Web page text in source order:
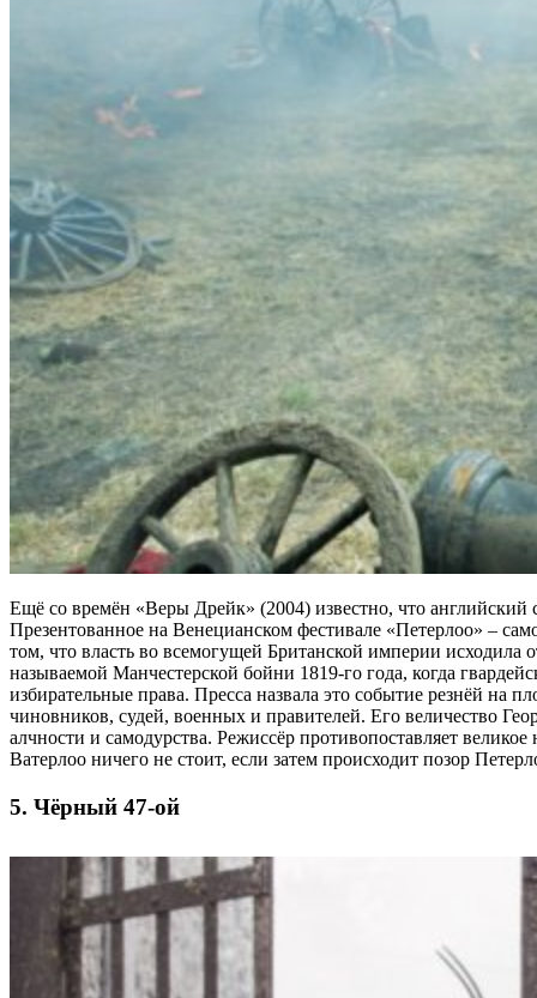
Ещё со времён «Веры Дрейк» (2004) известно, что английский
Презентованное на Венецианском фестивале «Петерлоо» –
том, что власть во всемогущей Британской империи
называемой Манчестерской бойни 1819-го года, когда
избирательные права. Пресса назвала это событие резнёй на
чиновников, судей, военных и правителей. Его величество
алчности и самодурства. Режиссёр противопоставляет
Ватерлоо ничего не стоит, если затем происходит позор
5. Чёрный 47-ой